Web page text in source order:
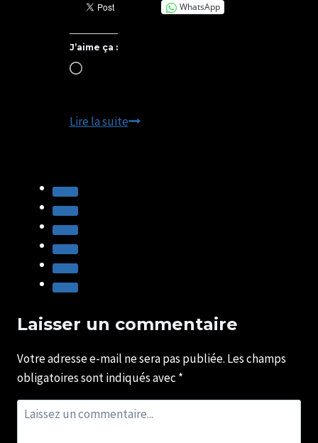
WhatsApp
J’aime ça :
Chargement…
Lire la suiteRECYCLAGE
Laisser un commentaire
Votre adresse e-mail ne sera pas publiée. Les champs
obligatoires sont indiqués avec *